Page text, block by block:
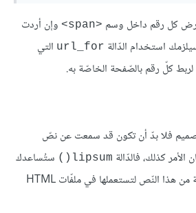
كل رقم داخل وسم <span>
وإن أردت
استخدام الدّالة url_for التي
فلا بدّ أن تكون قد سمعت عن نصّ
الأمر كذلك، فالدّالة lipsum()
ستُساعدك
على توليد مقاطع عشوائيّة من هذا النّص لتستعملها في ملفّات HTML